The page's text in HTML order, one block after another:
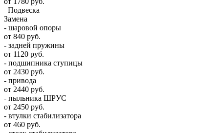
Подвеска
Замена
- шаровой опоры
от 840 руб.
- задней пружины
от 1120 руб.
- подшипника ступицы
от 2430 руб.
- привода
от 2440 руб.
- пыльника ШРУС
от 2450 руб.
- втулки стабилизатора
от 460 руб.